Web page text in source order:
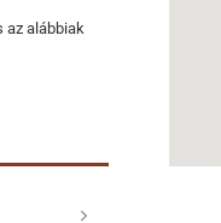
az alábbiak